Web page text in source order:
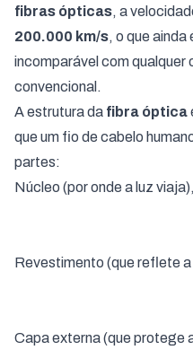
fibras ópticas, a
200.000 km/s, o que
incomparável com qualquer
convencional.
A estrutura da fibra óptica
que um fio de cabelo
partes:
Núcleo (por onde a luz viaja),
Revestimento (que reflete a
Capa externa (que protege